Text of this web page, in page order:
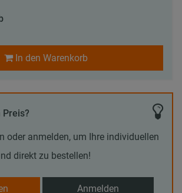
In den Warenkorb
Preis?
oder anmelden, um Ihre individuellen
direkt zu bestellen!
Anmelden